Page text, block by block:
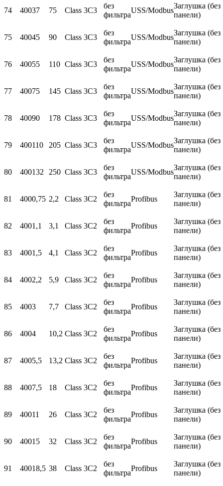
74 40037 75 Class 3C3
без
фильтра
USS/Modbus
Заглушка (без
панели)
75 40045 90 Class 3C3
без
фильтра
USS/Modbus
Заглушка (без
панели)
76 40055 110 Class 3C3
без
фильтра
USS/Modbus
Заглушка (без
панели)
77 40075 145 Class 3C3
без
фильтра
USS/Modbus
Заглушка (без
панели)
78 40090 178 Class 3C3
без
фильтра
USS/Modbus
Заглушка (без
панели)
79 400110 205 Class 3C3
без
фильтра
USS/Modbus
Заглушка (без
панели)
80 400132 250 Class 3C3
без
фильтра
USS/Modbus
Заглушка (без
панели)
81 4000,75 2,2 Class 3C2
без
фильтра
Profibus
Заглушка (без
панели)
82 4001,1 3,1 Class 3C2
без
фильтра
Profibus
Заглушка (без
панели)
83 4001,5 4,1 Class 3C2
без
фильтра
Profibus
Заглушка (без
панели)
84 4002,2 5,9 Class 3C2
без
фильтра
Profibus
Заглушка (без
панели)
85 4003 7,7 Class 3C2
без
фильтра
Profibus
Заглушка (без
панели)
86 4004 10,2 Class 3C2
без
фильтра
Profibus
Заглушка (без
панели)
87 4005,5 13,2 Class 3C2
без
фильтра
Profibus
Заглушка (без
панели)
88 4007,5 18 Class 3C2
без
фильтра
Profibus
Заглушка (без
панели)
89 40011 26 Class 3C2
без
фильтра
Profibus
Заглушка (без
панели)
90 40015 32 Class 3C2
без
фильтра
Profibus
Заглушка (без
панели)
91 40018,5 38 Class 3C2
без
фильтра
Profibus
Заглушка (без
панели)